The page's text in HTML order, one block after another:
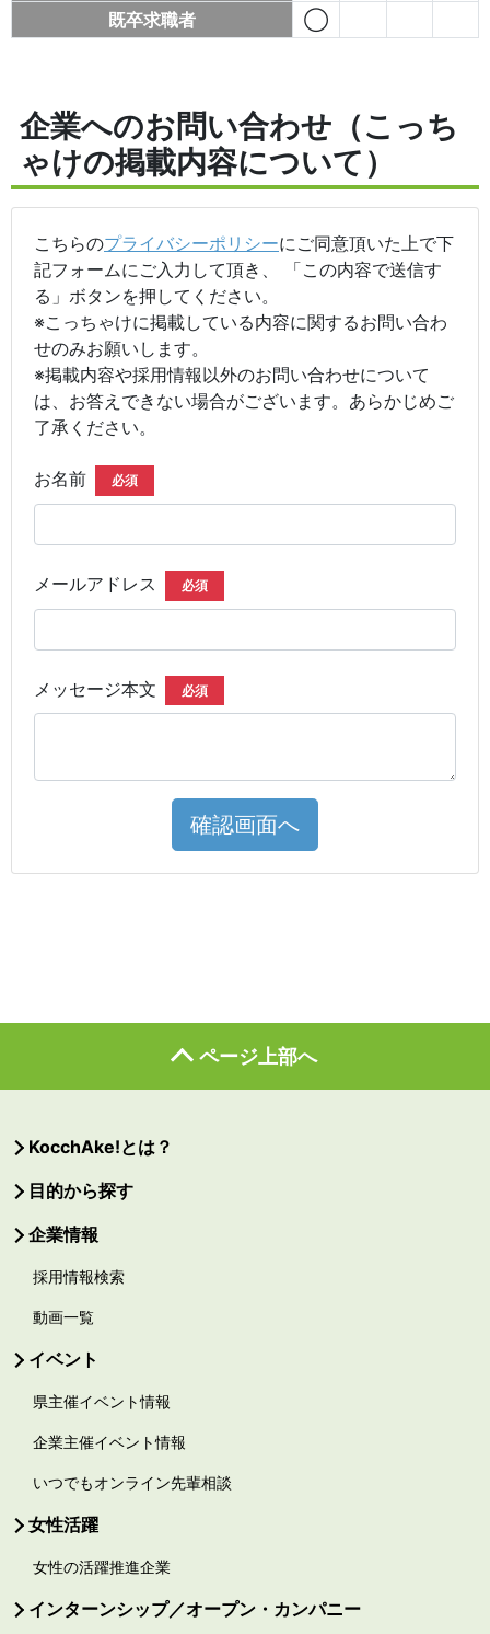
既卒求職者 ◯
企業へのお問い合わせ（こっち
ゃけの掲載内容について）
こちらのプライバシーポリシーにご同意頂いた上で下
記フォームにご入力して頂き、 「この内容で送信す
る」ボタンを押してください。
※こっちゃけに掲載している内容に関するお問い合わ
せのみお願いします。
※掲載内容や採用情報以外のお問い合わせについて
は、お答えできない場合がございます。あらかじめご
了承ください。
お名前 必須
メールアドレス 必須
メッセージ本文 必須
確認画面へ
ページ上部へ
KocchAke!とは？
目的から探す
企業情報
採用情報検索
動画一覧
イベント
県主催イベント情報
企業主催イベント情報
いつでもオンライン先輩相談
女性活躍
女性の活躍推進企業
インターンシップ／オープン・カンパニー